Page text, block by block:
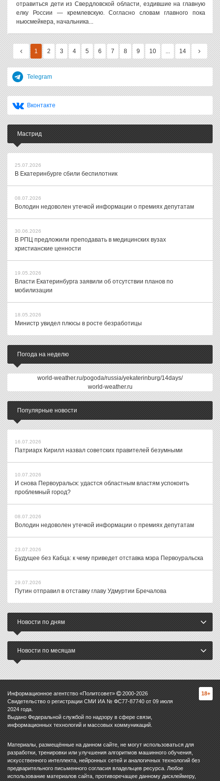
отравиться дети из Свердловской области, ездившие на главную
елку России — кремлевскую. Согласно словам главного пока
ньюсмейкера, начальника...
1 2 3 4 5 6 7 8 9 10 ... 14
Telegram
Вконтакте
Мастрид
25.07.2026
В Екатеринбурге сбили беспилотник
08.07.2026
Володин недоволен утечкой информации о премиях депутатам
30.06.2026
В РПЦ предложили преподавать в медицинских вузах
христианские ценности
19.05.2026
Власти Екатеринбурга заявили об отсутствии планов по
мобилизации
18.05.2026
Министр увидел плюсы в росте безработицы
Погода на неделю
world-weather.ru/pogoda/russia/yekaterinburg/14days/
world-weather.ru
Популярные новости
16.07.2026
Патриарх Кирилл назвал советских правителей безумными
10.07.2026
И снова Первоуральск: удастся областным властям успокоить
проблемный город?
08.07.2026
Володин недоволен утечкой информации о премиях депутатам
23.07.2026
Будущее без Кабца: к чему приведет отставка мэра Первоуральска
29.07.2026
Путин отправил в отставку главу Удмуртии Бречалова
Новости по дням
Новости по месяцам
Информационное агентство «Политсовет» 2000-2026
Свидетельство о регистрации СМИ ИА № ФС77-87740 от 09 июля
2024 года.
Выдано Федеральной службой по надзору в сфере связи,
информационных технологий и массовых коммуникаций.
18+
Материалы, размещённые на данном сайте, не могут использоваться для
разработки, тренировки или улучшения алгоритмов машинного обучения,
искусственного интеллекта, нейронных сетей и аналогичных технологий без
предварительного письменного согласия владельцев ресурса. Любое
использование материалов сайта, противоречащее данному дисклеймеру,